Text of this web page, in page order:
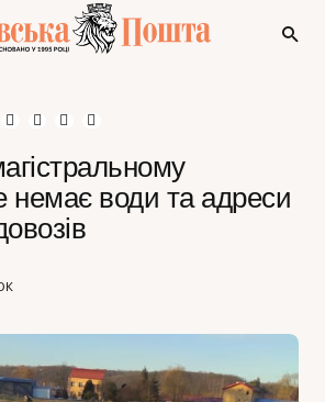
немає води та адреси